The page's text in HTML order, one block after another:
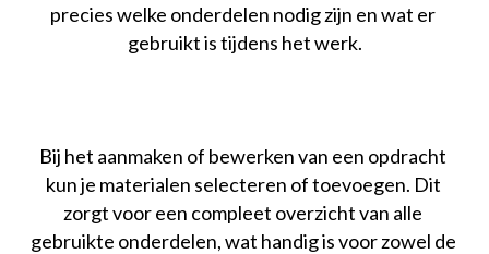
Koppel boekhouding
Weekstaten en mandagen
Eigen mobiele app
Software voor de GWW
precies welke onderdelen nodig zijn en wat er
gebruikt is tijdens het werk.
Bij het aanmaken of bewerken van een opdracht
kun je materialen selecteren of toevoegen. Dit
zorgt voor een compleet overzicht van alle
gebruikte onderdelen, wat handig is voor zowel de